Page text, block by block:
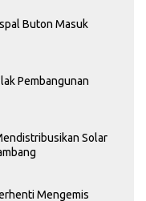
Buton Masuk
Pembangunan
Solar
Mengemis